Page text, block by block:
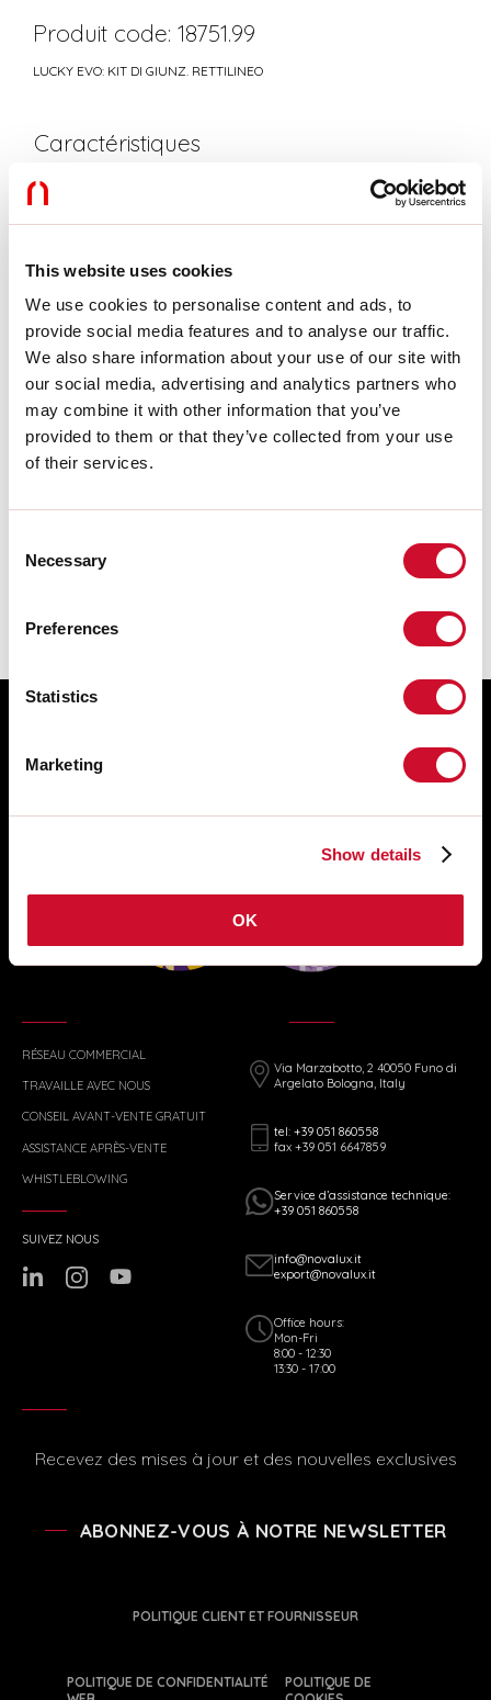
This website uses cookies
We use cookies to personalise content and ads, to
provide social media features and to analyse our traffic.
We also share information about your use of our site with
our social media, advertising and analytics partners who
may combine it with other information that you’ve
provided to them or that they’ve collected from your use
of their services.
Selection
Necessary
Preferences
Statistics
Marketing
Show details
OK
Produit code: 18751.99
LUCKY EVO: KIT DI GIUNZ. RETTILINEO
Caractéristiques
Utilisation:
Fabriqué en:
Garantie:
5 ans
Télécharger
CERTIFICATIONS CE
FICHE DE DONNÉES
Les instructions de montage des
produits.
RÉSEAU COMMERCIAL
TRAVAILLE AVEC NOUS
CONSEIL AVANT-VENTE GRATUIT
ASSISTANCE APRÈS-VENTE
WHISTLEBLOWING
Via Marzabotto, 2 40050 Funo di
Argelato Bologna, Italy
tel: +39 051 860558
fax +39 051 6647859
Service d’assistance technique:
+39 051 860558
info@novalux.it
export@novalux.it
Office hours:
Mon-Fri
8:00 - 12:30
13:30 - 17:00
SUIVEZ NOUS
Recevez des mises à jour et des nouvelles exclusives
ABONNEZ-VOUS À NOTRE NEWSLETTER
POLITIQUE CLIENT ET FOURNISSEUR
POLITIQUE DE CONFIDENTIALITÉ
POLITIQUE DE